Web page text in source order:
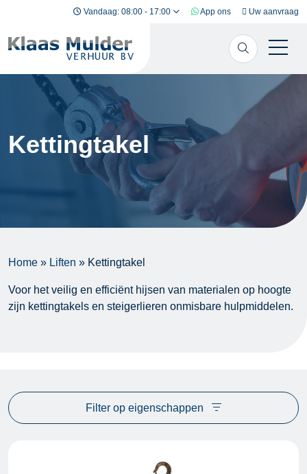
Ga naar inhoud Vandaag: 08:00 - 17:00 App ons Uw aanvraag
Kettingtakel
Home » Liften » Kettingtakel
Voor het veilig en efficiënt hijsen van materialen op hoogte
zijn kettingtakels en steigerlieren onmisbare hulpmiddelen.
Filter op eigenschappen